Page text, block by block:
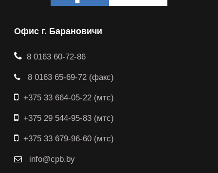
Офис г. Барановичи
8 0163 60-72-86
8 0163 65-69-72 (факс)
+375 33 664-05-22 (мтс)
+375 29 544-95-83 (мтс)
+375 33 679-96-60 (мтс)
info@cpb.by